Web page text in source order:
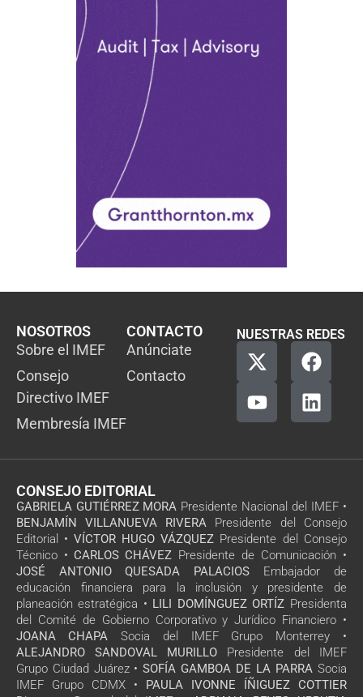
NOSOTROS
Sobre el IMEF
Consejo
Directivo IMEF
Membresía IMEF
CONTACTO
Anúnciate
Contacto
NUESTRAS REDES
CONSEJO EDITORIAL
GABRIELA GUTIÉRREZ MORA Presidente Nacional del IMEF •
BENJAMÍN VILLANUEVA RIVERA Presidente del Consejo
Editorial • VÍCTOR HUGO VÁZQUEZ Presidente del Consejo
Técnico • CARLOS CHÁVEZ Presidente de Comunicación •
JOSÉ ANTONIO QUESADA PALACIOS Embajador de
educación financiera para la inclusión y presidente de
planeación estratégica • LILI DOMÍNGUEZ ORTÍZ Presidenta
del Comité de Gobierno Corporativo y Jurídico Financiero •
JOANA CHAPA Socia del IMEF Grupo Monterrey •
ALEJANDRO SANDOVAL MURILLO Presidente del IMEF
Grupo Ciudad Juárez • SOFÍA GAMBOA DE LA PARRA Socia
IMEF Grupo CDMX • PAULA IVONNE ÍÑIGUEZ COTTIER